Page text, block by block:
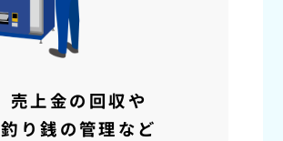
売上金の回収や
釣り銭の管理など